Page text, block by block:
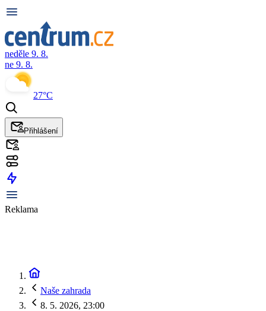
neděle 9. 8.
ne 9. 8.
27°C
Přihlášení
Reklama
Naše zahrada
8. 5. 2026, 23:00